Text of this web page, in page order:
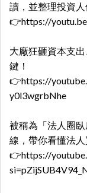
讀，並整理投資
👉https://
大廠狂砸資本支
鍵！
👉https://
y0l3wgrbNhe
被稱為「法人圈
線，帶你看懂法
👉https://